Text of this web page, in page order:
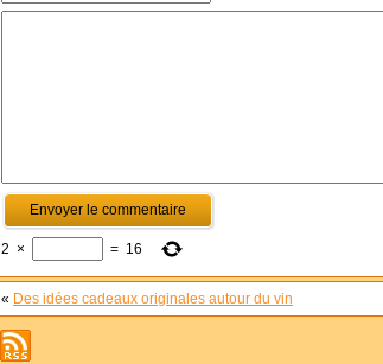
2 × = 16
« Des idées cadeaux originales autour du vin